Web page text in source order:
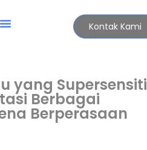
Kontak Kami
yang
Berbagai
Berperasaan